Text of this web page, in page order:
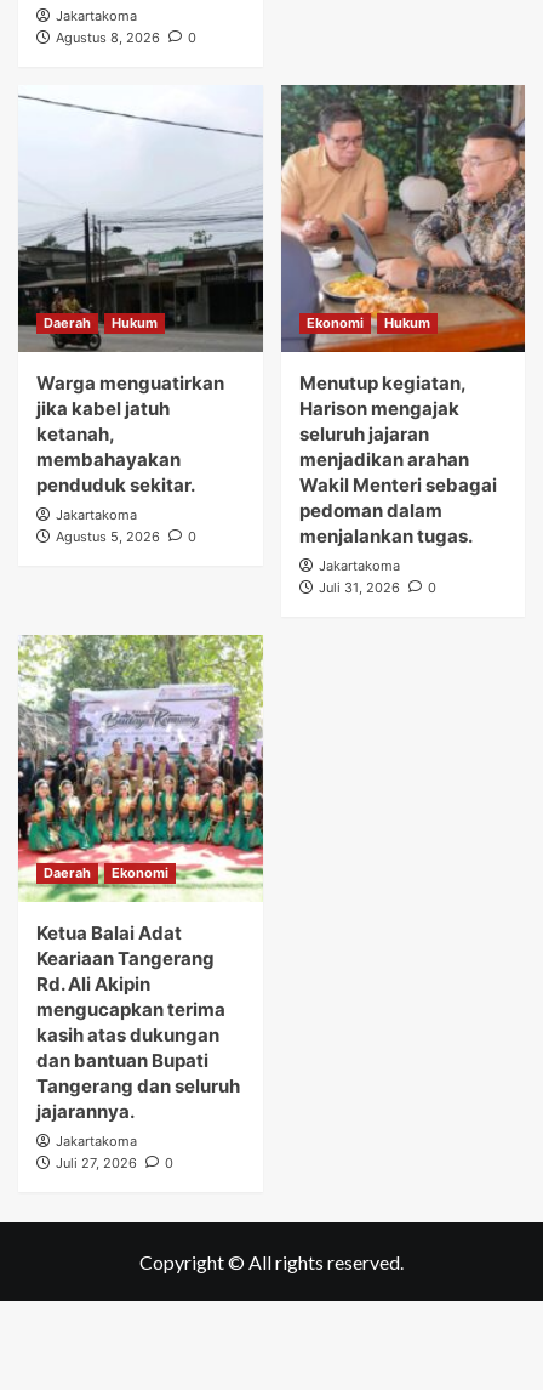
Jakartakoma
Agustus 8, 2026
0
Daerah Hukum
Warga menguatirkan
jika kabel jatuh
ketanah,
membahayakan
penduduk sekitar.
Jakartakoma
Agustus 5, 2026
0
Ekonomi Hukum
Menutup kegiatan,
Harison mengajak
seluruh jajaran
menjadikan arahan
Wakil Menteri sebagai
pedoman dalam
menjalankan tugas.
Jakartakoma
Juli 31, 2026
0
Daerah Ekonomi
Ketua Balai Adat
Keariaan Tangerang
Rd. Ali Akipin
mengucapkan terima
kasih atas dukungan
dan bantuan Bupati
Tangerang dan seluruh
jajarannya.
Jakartakoma
Juli 27, 2026
0
Copyright © All rights reserved.